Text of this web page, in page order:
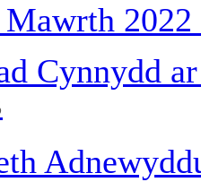
2022
Cynnydd